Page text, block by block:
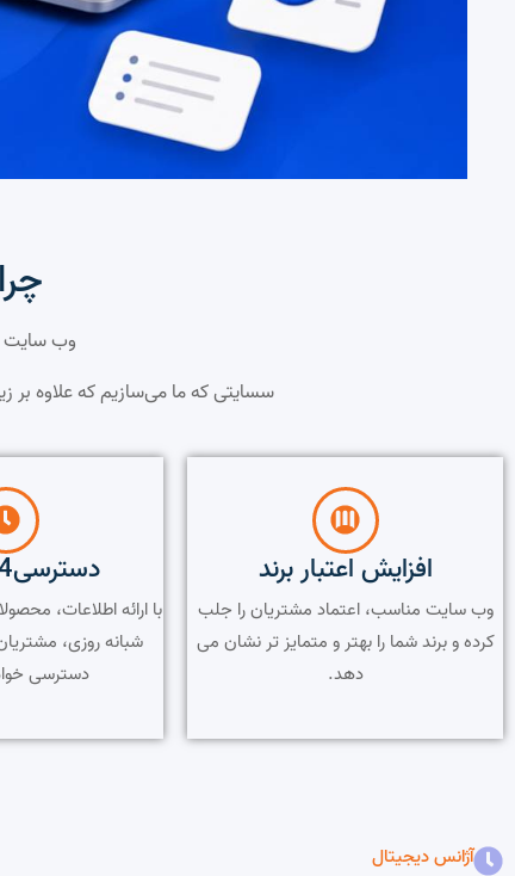
وب سایت
سسایتی که ما می‌سازیم که علاوه بر
افزایش اعتبار برند
وب سایت مناسب، اعتماد مشتریان را جلب
کرده و برند شما را بهتر و متمایز تر نشان می
دهد.
دسترسی24 ساعته
با ارائه اطلاعات،
شبانه روزی،
دسترسی
آژانس دیجیتال